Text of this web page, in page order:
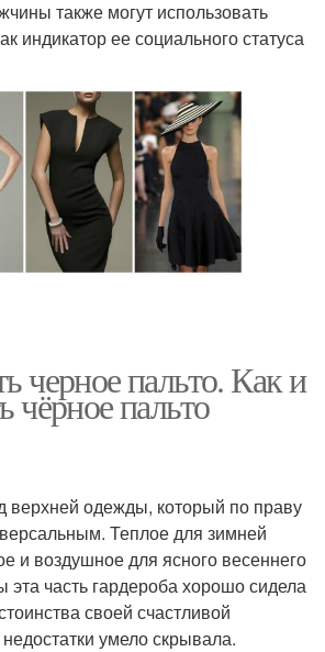
также могут использовать
индикатор ее социального статуса
черное пальто. Как и
чёрное пальто
верхней одежды, который по праву
Теплое для зимней
и воздушное для ясного весеннего
эта часть гардероба хорошо сидела
своей счастливой
умело скрывала.